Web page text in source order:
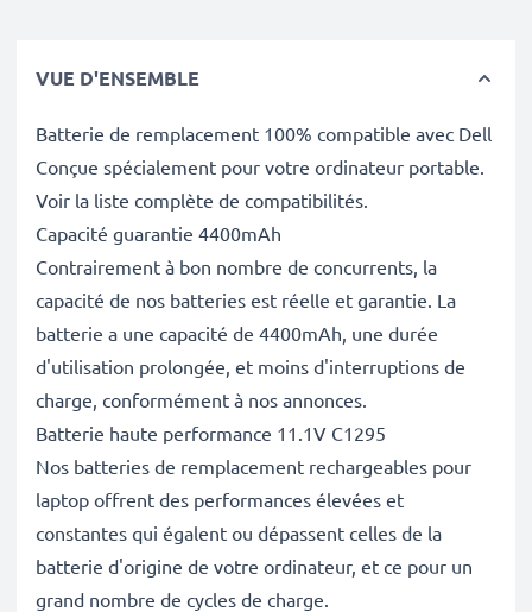
VUE D'ENSEMBLE
Batterie de remplacement 100% compatible avec Dell
Conçue spécialement pour votre ordinateur portable.
Voir la liste complète de compatibilités.
Capacité guarantie 4400mAh
Contrairement à bon nombre de concurrents, la
capacité de nos batteries est réelle et garantie. La
batterie a une capacité de 4400mAh, une durée
d'utilisation prolongée, et moins d'interruptions de
charge, conformément à nos annonces.
Batterie haute performance 11.1V C1295
Nos batteries de remplacement rechargeables pour
laptop offrent des performances élevées et
constantes qui égalent ou dépassent celles de la
batterie d'origine de votre ordinateur, et ce pour un
grand nombre de cycles de charge.